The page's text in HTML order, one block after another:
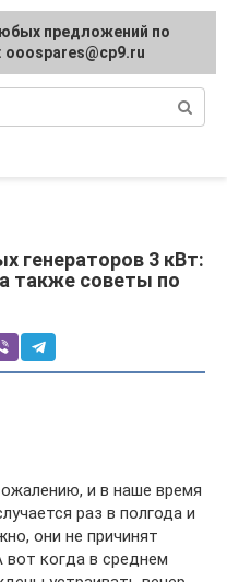
ремонт
генераторов 3 кВт:
также советы по
и в наше время
раз в полгода и
они не причинят
когда в среднем
предложений по
ooospares@cp9.ru